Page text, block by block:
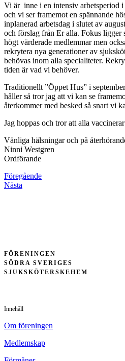
Vi är inne i en intensiv arbetsperiod
och vi ser framemot en spännande
inplanerad arbetsdag i slutet av
och förslag från Er alla. Fokus ligger
högt värderade medlemmar men
rekrytera nya generationer av
behövas inom alla specialiteter.
tiden är vad vi behöver.
Traditionellt ”Öppet Hus” i
håller så tror jag att vi kan se
återkommer med besked så snart vi
Jag hoppas och tror att alla
Vänliga hälsningar och på
Ninni Westgren
Ordförande
Föregående
Nästa
FÖRENINGEN
SÖDRA SVERIGES
SJUKSKÖTERSKEHEM
Innehåll
Om föreningen
Medlemskap